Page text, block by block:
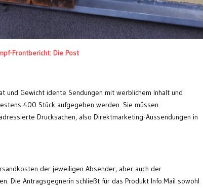
Frontbericht: Die Post
und Gewicht idente Sendungen mit werblichem Inhalt und
400 Stück aufgegeben werden. Sie müssen
Drucksachen, also Direktmarketing-Aussendungen in
der jeweiligen Absender, aber auch der
Die Antragsgegnerin schließt für das Produkt Info.Mail sowohl